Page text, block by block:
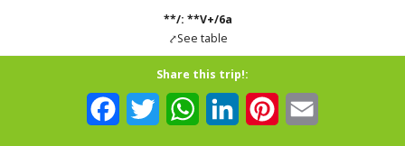
**/: **V+/6a
⤤See table
Share this trip!:
FacebookTwitter WhatsAppLinkedInPinterest